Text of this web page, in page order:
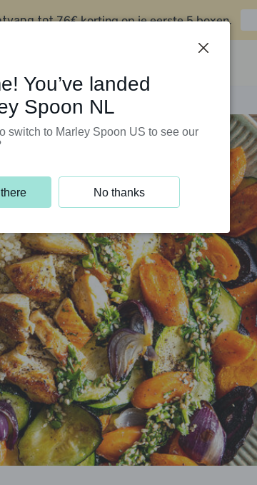
tot76€ korting op je eerste 5 boxen.
You’ve landed
Spoon NL
switch to Marley Spoon US to see our
No thanks